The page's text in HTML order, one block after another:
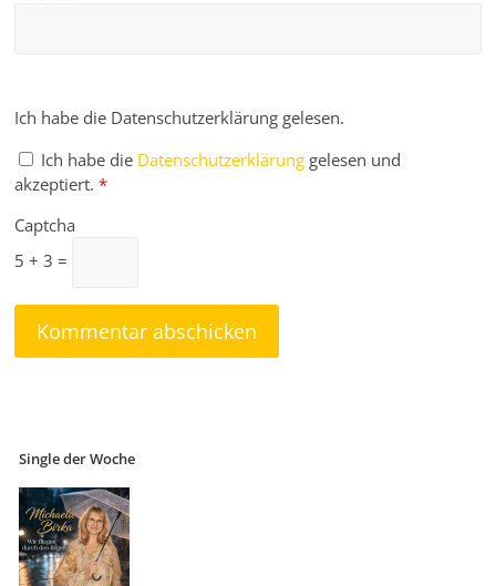
Ich habe die Datenschutzerklärung gelesen.
Ich habe die Datenschutzerklärung gelesen und
akzeptiert. *
Captcha
5 + 3 =
Single der Woche